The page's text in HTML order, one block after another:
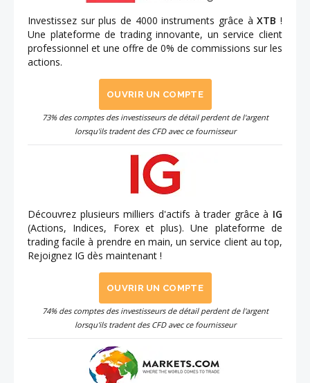
Investissez sur plus de 4000 instruments grâce àXTB !
Une plateforme de trading innovante, un service client
professionnel et une offre de 0% de commissions sur les
actions.
OUVRIR UN COMPTE
73% des comptes des investisseurs de détail perdent de l'argent
lorsqu'ils tradent des CFD avec ce fournisseur
Découvrez plusieurs milliers d'actifs à trader grâce à IG
(Actions, Indices, Forex et plus). Une plateforme de
trading facile à prendre en main, un service client au top,
Rejoignez IG dès maintenant !
OUVRIR UN COMPTE
74% des comptes des investisseurs de détail perdent de l'argent
lorsqu'ils tradent des CFD avec ce fournisseur